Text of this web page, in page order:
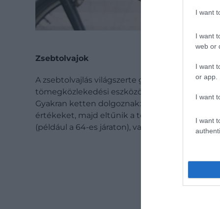
I want
I want
web or
I want
or app.
I want
I want
Zsebtolvajok
A zsebtolvajlás világszerte gyakori, de
tömegközlekedési eszközökön, zsúfolt
Gyakran ketten dolgoznak: egyikük eltereli a
értékeket, majd eltűnik a tömegben.
(például a 64-es járaton), valamint a nagyobb